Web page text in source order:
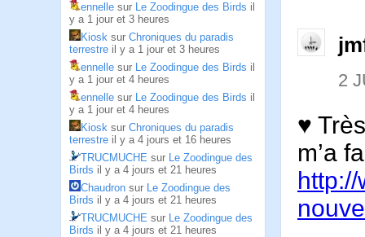
ennelle sur Le Zoodingue des Birds il
y a 1 jour et 3 heures
Kiosk sur Chroniques du paradis
terrestre il y a 1 jour et 3 heures
ennelle sur Le Zoodingue des Birds il
y a 1 jour et 4 heures
ennelle sur Le Zoodingue des Birds il
y a 1 jour et 4 heures
Kiosk sur Chroniques du paradis
terrestre il y a 4 jours et 16 heures
TRUCMUCHE sur Le Zoodingue des
Birds il y a 4 jours et 21 heures
Chaudron sur Le Zoodingue des
Birds il y a 4 jours et 21 heures
TRUCMUCHE sur Le Zoodingue des
Birds il y a 4 jours et 21 heures
2
♥
m’a